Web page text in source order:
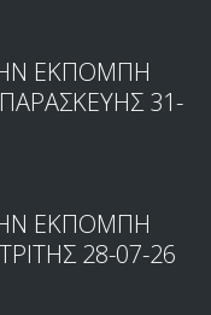
ΕΚΠΟΜΠΗ
ΠΑΡΑΣΚΕΥΗΣ 31-
ΕΚΠΟΜΠΗ
28-07-26